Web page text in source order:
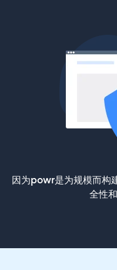
因为powr是为规模而构
全性